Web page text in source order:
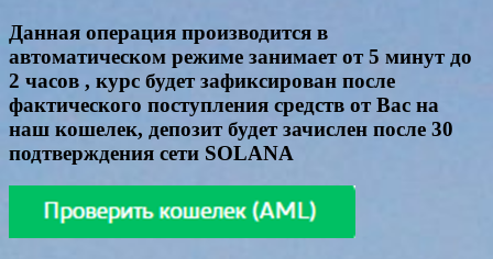
Данная операция производится в
автоматическом режиме занимает от 5 минут до
2 часов , курс будет зафиксирован после
фактического поступления средств от Вас на
наш кошелек, депозит будет зачислен после 30
подтверждения сети SOLANA